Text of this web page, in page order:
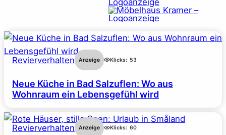
Revierverhalten Anzeige Klicks: 53
Neue Küche in Bad Salzuflen: Wo aus
Wohnraum ein Lebensgefühl wird
Revierverhalten Anzeige Klicks: 60